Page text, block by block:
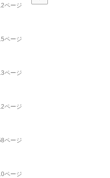
ページ
ページ
ページ
ページ
8ページ
ページ